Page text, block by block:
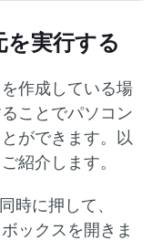
実行する
作成している場
ことでパソコン
ができます。以
紹介します。
時に押して、
ックスを開きま